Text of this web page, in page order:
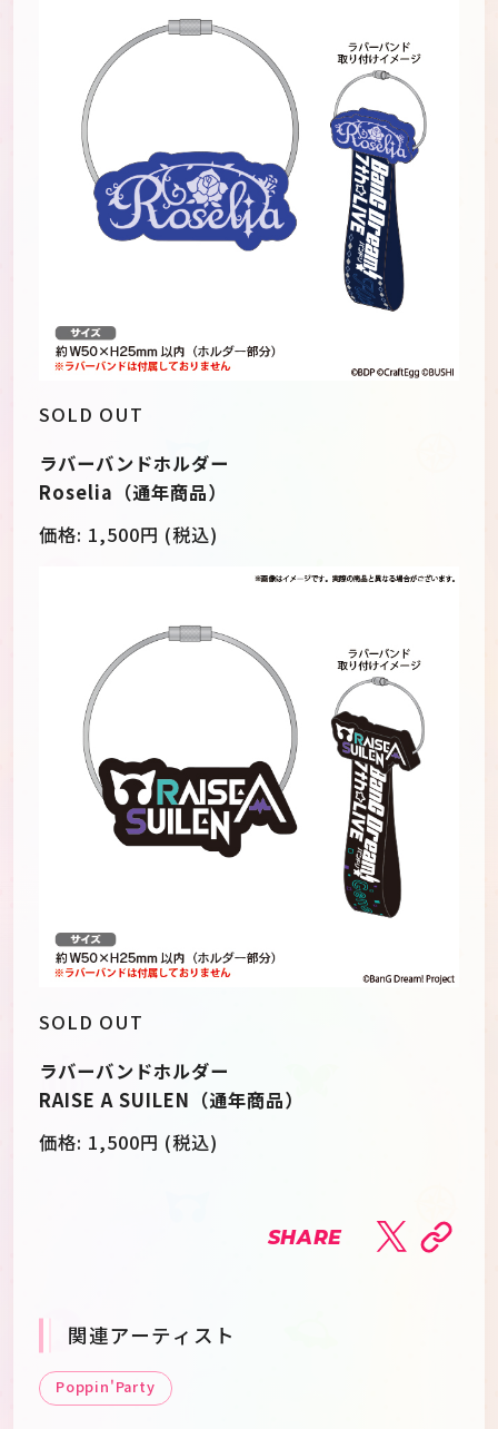
SOLD OUT
ラバーバンドホルダー
Roselia（通年商品）
価格: 1,500円 (税込)
SOLD OUT
ラバーバンドホルダー
RAISE A SUILEN（通年商品）
価格: 1,500円 (税込)
SHARE
関連アーティスト
Poppin'Party